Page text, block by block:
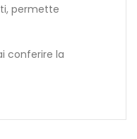
permette
conferire la